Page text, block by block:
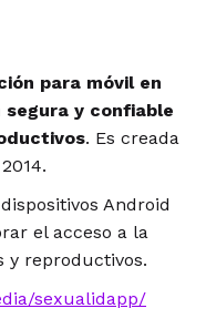
para móvil en
y confiable
. Es creada
Android
el acceso a la
y reproductivos.
sexualidapp/